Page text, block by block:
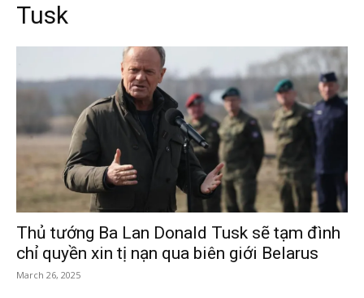
Tusk
Thủ tướng Ba Lan Donald Tusk sẽ tạm đình
chỉ quyền xin tị nạn qua biên giới Belarus
March 26, 2025